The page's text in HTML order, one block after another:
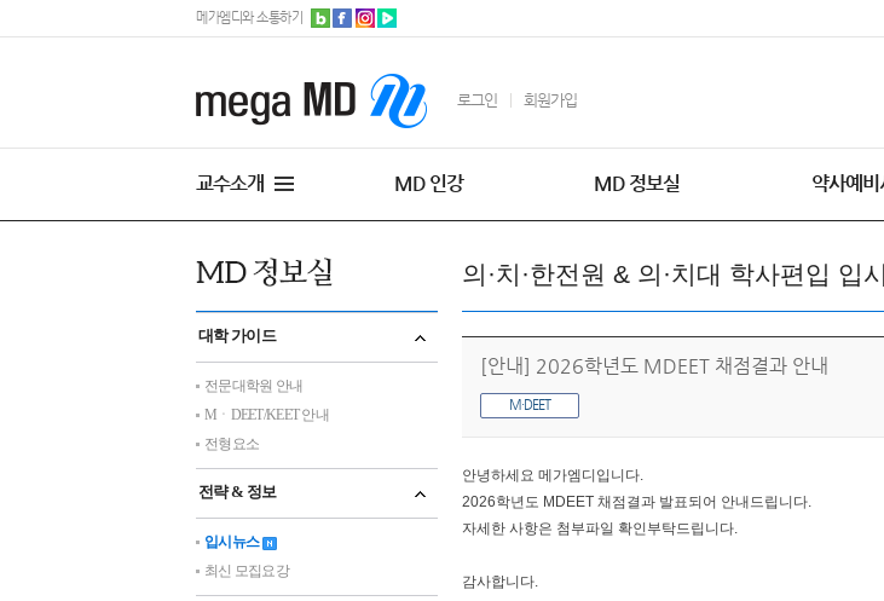
메가엠디와 소통하기
로그인 회원가입
교수소개 MD 인강 MD 정보실 약사예비
대학 가이드
전문대학원 안내
MㆍDEET/KEET 안내
전형요소
전략 & 정보
입시뉴스
최신 모집요강
의·치·한전원 & 의·치대 학사편입 입
[안내] 2026학년도 MDEET 채점결과 안내
M·DEET
안녕하세요 메가엠디입니다.
2026학년도 MDEET 채점결과 발표되어 안내드립니다.
자세한 사항은 첨부파일 확인부탁드립니다.
감사합니다.